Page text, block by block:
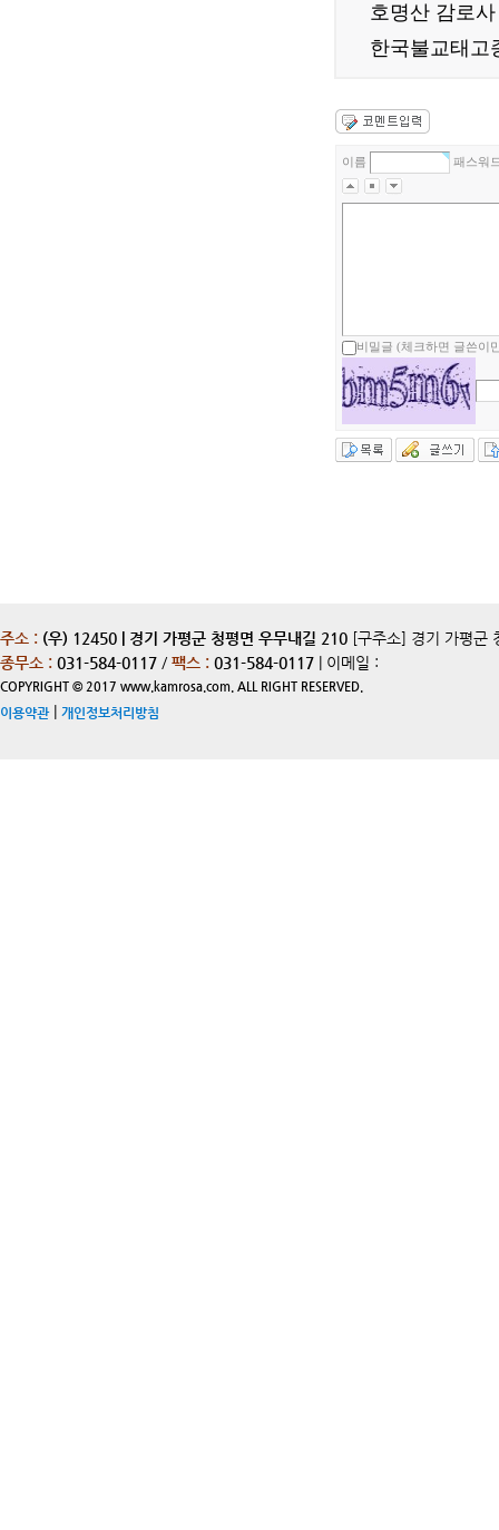
호명산 감로
한국불교태고
이름 패스워
비밀글 (체크하면 글쓴이
주소 : (우) 12450 | 경기 가평군 청평면 우무내길 210 [구주소] 경기 가평군
종무소 : 031-584-0117 / 팩스 : 031-584-0117 | 이메일 :
COPYRIGHT © 2017 www.kamrosa.com. ALL RIGHT RESERVED.
이용약관| 개인정보처리방침